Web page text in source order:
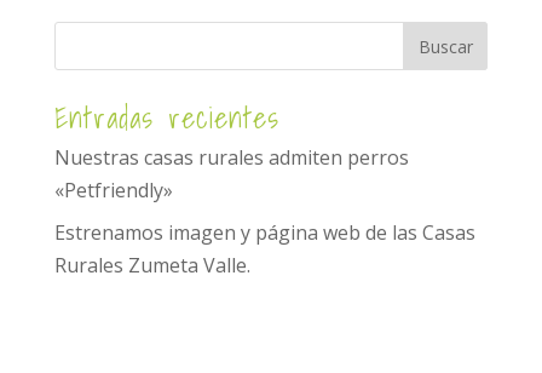
Entradas recientes
Nuestras casas rurales admiten perros
«Petfriendly»
Estrenamos imagen y página web de las Casas
Rurales Zumeta Valle.